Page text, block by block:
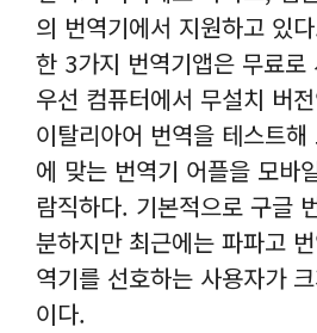
의 번역기에서 지원하고 있
한 3가지 번역기앱은 무료로
우선 컴퓨터에서 무설치 버
이탈리아어 번역을 테스트
에 맞는 번역기 어플을 모바
람직하다. 기본적으로 구글
분하지만 최근에는 파파고
역기를 선호하는 사용자가
이다.